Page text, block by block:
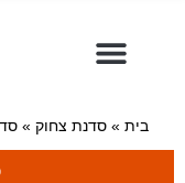
בית » סדנת צחוק »